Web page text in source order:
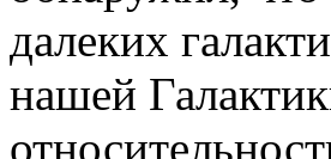
далеких
нашей